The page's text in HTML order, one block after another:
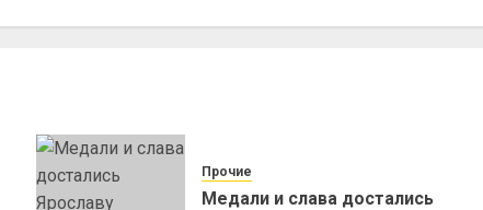
Прочие
Медали и слава достались